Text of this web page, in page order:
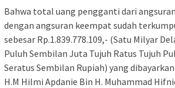
Bahwa total uang pengganti dari
dengan angsuran keempat sudah
sebesar Rp.1.839.778.109,- (Satu Milyar
Puluh Sembilan Juta Tujuh Ratus Tujuh
Seratus Sembilan Rupiah) yang
H.M Hilmi Apdanie Bin H. Muhammad